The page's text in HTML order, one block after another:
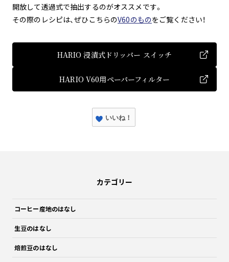
開放して透過式で抽出するのがオススメです。
その際のレシピは、ぜひこちらのV60のものをご覧ください！
HARIO 浸漬式ドリッパー スイッチ
HARIO V60用ペーパーフィルター
いいね！
カテゴリー
コーヒー産地のはなし
生豆のはなし
焙煎豆のはなし